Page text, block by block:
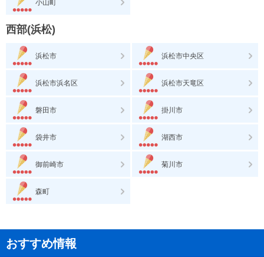
小山町
西部(浜松)
浜松市 浜松市中央区
浜松市浜名区 浜松市天竜区
磐田市 掛川市
袋井市 湖西市
御前崎市 菊川市
森町
おすすめ情報